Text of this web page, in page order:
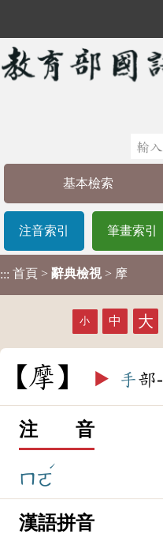
基本檢索
注音索引 筆畫索引
::: 首頁 > 辭典檢視 > 摩
小 中 大
摩 ▶️ 手部-
注 音
ㄇㄛ
ˊ
漢語拼音